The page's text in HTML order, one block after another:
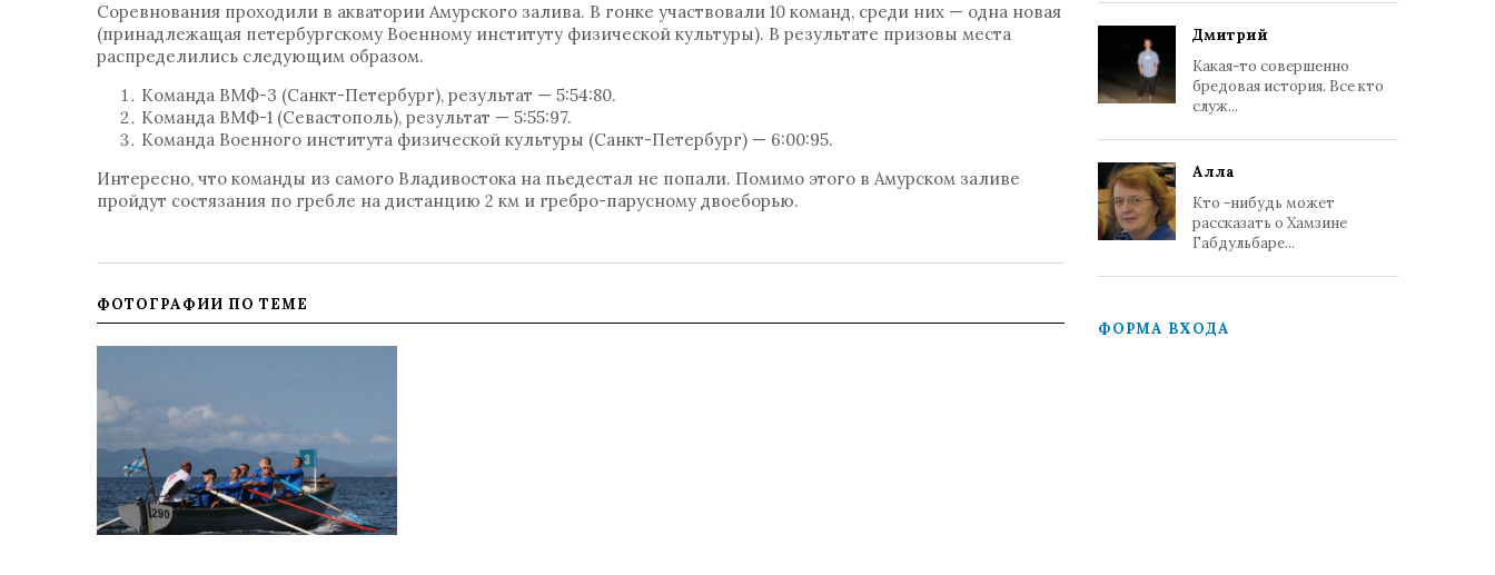
Соревнования проходили в акватории Амурского залива. В гонке участвовали 10 команд, среди них — одна новая
(принадлежащая петербургскому Военному институту физической культуры). В результате призовы места
распределились следующим образом.
Команда ВМФ-3 (Санкт-Петербург), результат — 5:54:80.
Команда ВМФ-1 (Севастополь), результат — 5:55:97.
Команда Военного института физической культуры (Санкт-Петербург) — 6:00:95.
Интересно, что команды из самого Владивостока на пьедестал не попали. Помимо этого в Амурском заливе
пройдут состязания по гребле на дистанцию 2 км и гребро-парусному двоеборью.
ФОТОГРАФИИ ПО ТЕМЕ
Дмитрий
Какая-то совершенно
бредовая история. Все кто
служ...
Алла
Кто -нибудь может
рассказать о Хамзине
Габдульбаре...
ФОРМА ВХОДА